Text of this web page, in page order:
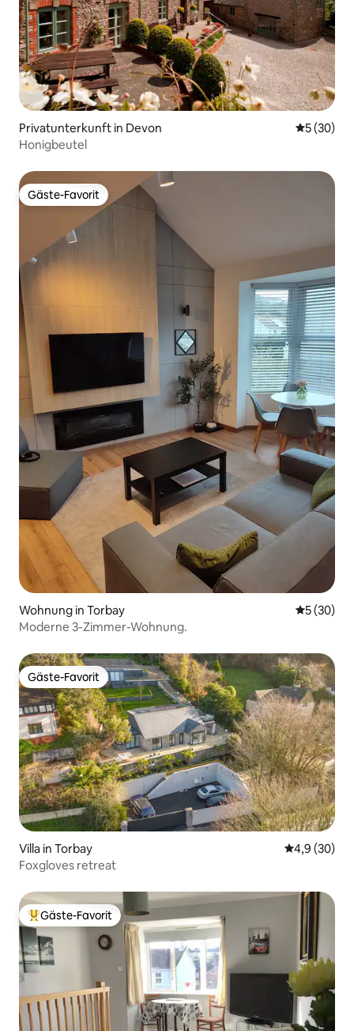
Privatunterkunft in Devon
5 (30)
Honigbeutel
Gäste-Favorit
Gäste-Favorit
Wohnung in Torbay
5 (30)
Moderne 3-Zimmer-Wohnung.
Gäste-Favorit
Gäste-Favorit
Villa in Torbay
4,9 (30)
Foxgloves retreat
Beliebter Gäste-Favorit.
Gäste-Favorit